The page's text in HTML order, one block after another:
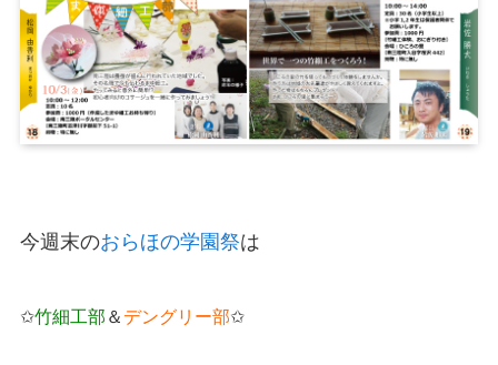
今週末のおらほの学園祭は
✩竹細工部 ＆ デングリー部✩